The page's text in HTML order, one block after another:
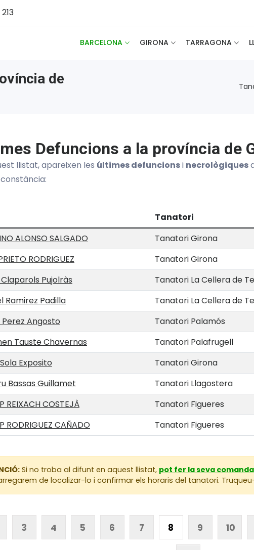
BARCELONA GIRONA TARRAGONA
de
Defuncions a la província de
llistat, apareixen les últimes defuncionsi necrològiques
Tanatori
ALONSO SALGADO
Tanatori Girona
RODRIGUEZ
Tanatori Girona
Pujolràs
Tanatori La Cellera de
Ramirez Padilla
Tanatori La Cellera de
Perez Angosto
Tanatori Palamós
Tauste Chavernas
Tanatori Palafrugell
Exposito
Tanatori Girona
Bassas Guillamet
Tanatori Llagostera
REIXACH COSTEJÀ
Tanatori Figueres
RODRIGUEZ CAÑADO
Tanatori Figueres
Si no troba al difunt en aquest llistat, pot fer la seva
de localizar-lo i confirmar els horaris del tanatori.
3 4 5 6 7 8 9 10